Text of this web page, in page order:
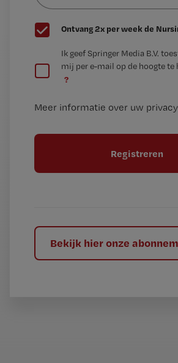
G
e
t
Ontvang 2x per week de
e
t
l
Ik geef Springer Media B.V.
mij per e-mail op de hoogte te
?
Meer informatie over uw privacy
Bekijk hier onze